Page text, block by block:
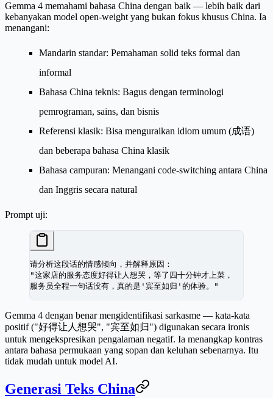
Gemma 4 memahami bahasa China dengan baik — lebih baik dari
kebanyakan model open-weight yang bukan fokus khusus China. Ia
menangani:
Mandarin standar: Pemahaman solid teks formal dan
informal
Bahasa China teknis: Bagus dengan terminologi
pemrograman, sains, dan bisnis
Referensi klasik: Bisa menguraikan idiom umum (成语)
dan beberapa bahasa China klasik
Bahasa campuran: Menangani code-switching antara China
dan Inggris secara natural
Prompt uji:
请分析这段话的情感倾向，并解释原因：
"这家店的服务态度好得让人想哭，等了四十分钟才上菜，
服务员全程一句话没有，真的是'宾至如归'的体验。"
Gemma 4 dengan benar mengidentifikasi sarkasme — kata-kata
positif ("好得让人想哭", "宾至如归") digunakan secara ironis
untuk mengekspresikan pengalaman negatif. Ia menangkap kontras
antara bahasa permukaan yang sopan dan keluhan sebenarnya. Itu
tidak mudah untuk model AI.
Generasi Teks China